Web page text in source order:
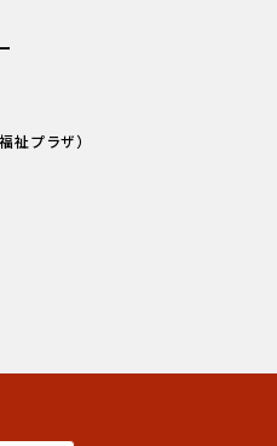
祉プラザ）